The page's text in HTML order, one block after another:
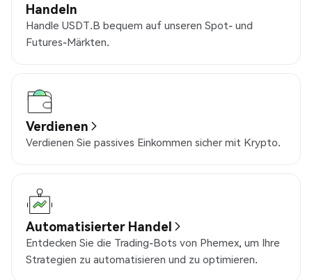
Handeln
Handle USDT.B bequem auf unseren Spot- und
Futures-Märkten.
Verdienen
Verdienen Sie passives Einkommen sicher mit Krypto.
Automatisierter Handel
Entdecken Sie die Trading-Bots von Phemex, um Ihre
Strategien zu automatisieren und zu optimieren.